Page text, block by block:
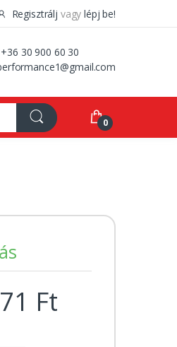
Regisztrálj vagy lépj be!
+36 30 900 60 30
0
Ft